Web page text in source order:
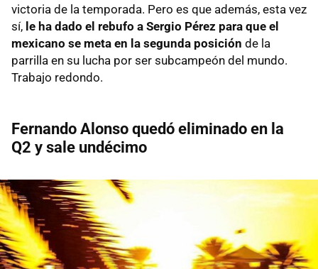
victoria de la temporada. Pero es que además, esta vez
sí, le ha dado el rebufo a Sergio Pérez para que el
mexicano se meta en la segunda posición de la
parrilla en su lucha por ser subcampeón del mundo.
Trabajo redondo.
Fernando Alonso quedó eliminado en la
Q2 y sale undécimo